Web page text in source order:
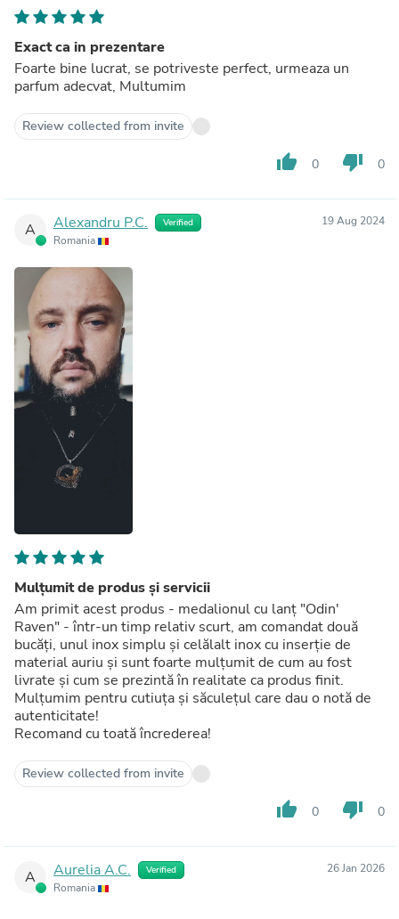
Exact ca in prezentare
Foarte bine lucrat, se potriveste perfect, urmeaza un
parfum adecvat, Multumim
Review collected from invite
thumb_up 0 thumb_down 0
A Alexandru P.C. Verified
Romania
19 Aug 2024
Mulțumit de produs și servicii
Am primit acest produs - medalionul cu lanț "Odin'
Raven" - într-un timp relativ scurt, am comandat două
bucăți, unul inox simplu și celălalt inox cu inserție de
material auriu și sunt foarte mulțumit de cum au fost
livrate și cum se prezintă în realitate ca produs finit.
Mulțumim pentru cutiuța și săculețul care dau o notă de
autenticitate!
Recomand cu toată încrederea!
Review collected from invite
thumb_up 0 thumb_down 0
A Aurelia A.C. Verified
Romania
26 Jan 2026